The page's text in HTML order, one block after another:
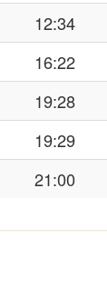
12:34
16:22
19:28
19:29
21:00